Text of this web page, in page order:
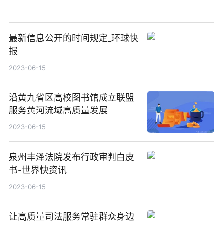
最新信息公开的时间规定_环球快
报
2023-06-15
沿黄九省区高校图书馆成立联盟
服务黄河流域高质量发展
2023-06-15
泉州丰泽法院发布行政审判白皮
书-世界快资讯
2023-06-15
让高质量司法服务常驻群众身边